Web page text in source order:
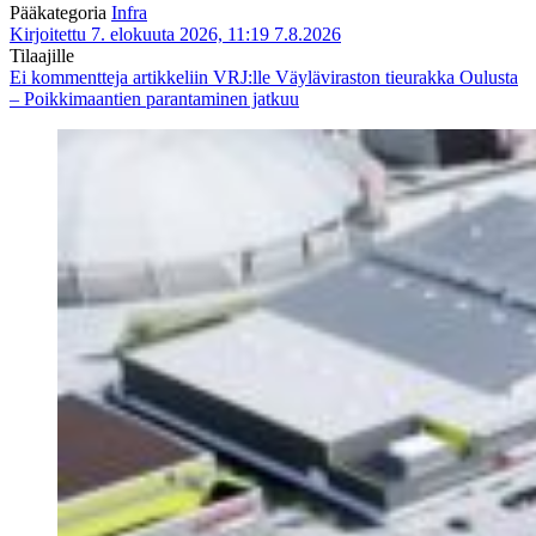
Pääkategoria Infra
Kirjoitettu 7. elokuuta 2026, 11:19 7.8.2026
Tilaajille
Ei kommentteja artikkeliin VRJ:lle Väyläviraston tieurakka Oulusta
– Poikkimaantien parantaminen jatkuu